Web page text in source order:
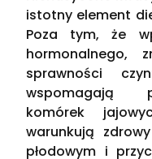
istotny element
Poza tym, że
hormonalnego,
sprawności
wspomagają
komórek
warunkują
płodowym i